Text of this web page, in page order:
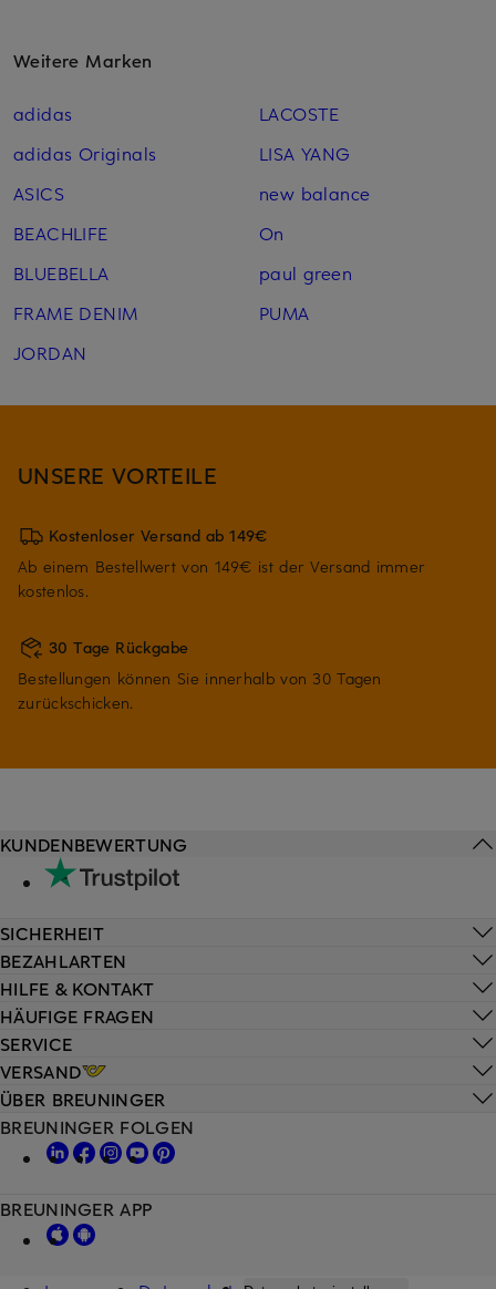
Weitere Marken
adidas
adidas Originals
ASICS
BEACHLIFE
BLUEBELLA
FRAME DENIM
JORDAN
LACOSTE
LISA YANG
new balance
On
paul green
PUMA
UNSERE VORTEILE
Kostenloser Versand ab 149€
Ab einem Bestellwert von 149€ ist der Versand immer
kostenlos.
30 Tage Rückgabe
Bestellungen können Sie innerhalb von 30 Tagen
zurückschicken.
HILFE & KONTAKT
HÄUFIGE FRAGEN
SERVICE
VERSAND
KUNDENBEWERTUNG
SICHERHEIT
BEZAHLARTEN
ÜBER BREUNINGER
BREUNINGER FOLGEN
BREUNINGER APP